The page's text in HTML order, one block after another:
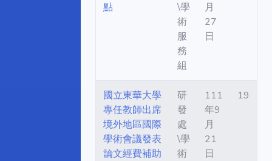
點
\學
術
服
務
組
月
27
日
國立東華大學
專任教師出席
境外地區國際
學術會議發表
論文經費補助
研
發
處
\學
術
111
年9
月
21
日
19